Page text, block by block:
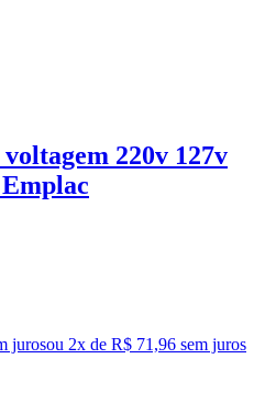
220v 127v
jurosou 2x de R$ 71,96 sem juros